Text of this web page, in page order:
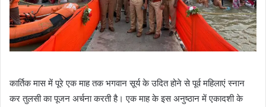
कार्तिक मास में पूरे एक माह तक भगवान सूर्य के उदित होने से पूर्व महिलाएं स्नान
कर तुलसी का पूजन अर्चना करती है। एक माह के इस अनुष्ठान में एकादशी के